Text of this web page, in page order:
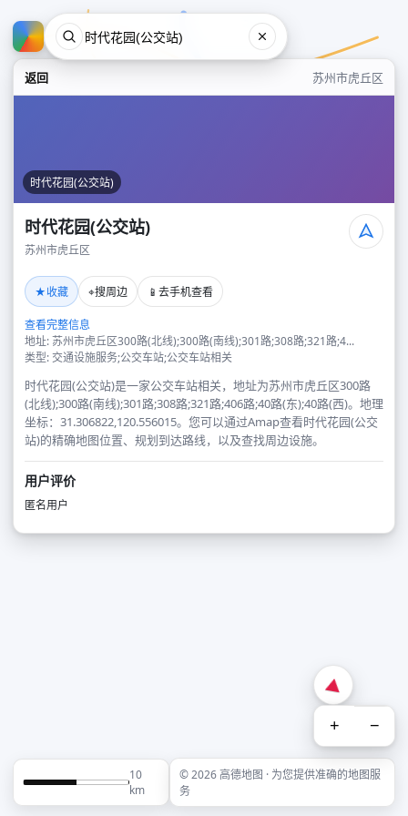
返回 苏州市虎丘区
时代花园(公交站)
时代花园(公交站)
苏州市虎丘区
★收藏 ⌖搜周边 📱 去手机查看
查看完整信息
地址: 苏州市虎丘区300路(北线);300路(南线);301路;308路;321路;4...
类型: 交通设施服务;公交车站;公交车站相关
时代花园(公交站)是一家公交车站相关，地址为苏州市虎丘区300路
(北线);300路(南线);301路;308路;321路;406路;40路(东);40路(西)。地理
坐标：31.306822,120.556015。您可以通过Amap查看时代花园(公交
站)的精确地图位置、规划到达路线，以及查找周边设施。
用户评价
匿名用户
+ −
10
km
© 2026 高德地图 · 为您提供准确的地图服
务